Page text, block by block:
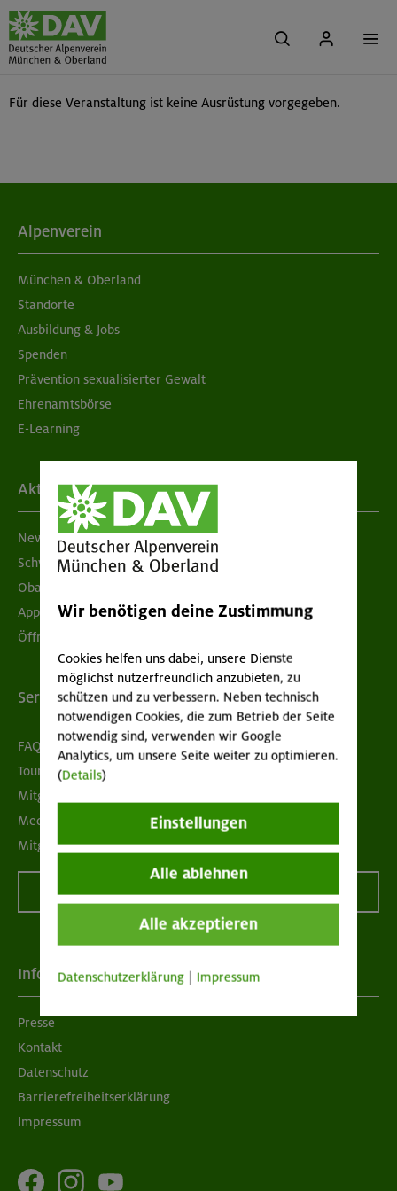
Für diese Veranstaltung ist keine Ausrüstung vorgegeben.
Alpenverein
München & Oberland
Standorte
Ausbildung & Jobs
Spenden
Prävention sexualisierter Gewalt
Ehrenamtsbörse
E-Learning
Aktuelles
Newsletter
Schwarzes Brett
Obacht geben!
App "Mein DAV+"
Öffnungszeiten
Services
FAQ
Tour der Woche
Mitgliedermagazin alpinwelt
Mediadaten
Mitgliedschaft kündigen
Vertrag widerrufen
Info
Presse
Kontakt
Datenschutz
Barrierefreiheitserklärung
Impressum
Wir benötigen deine Zustimmung
Cookies helfen uns dabei, unsere Dienste
möglichst nutzerfreundlich anzubieten, zu
schützen und zu verbessern. Neben technisch
notwendigen Cookies, die zum Betrieb der Seite
notwendig sind, verwenden wir Google
Analytics, um unsere Seite weiter zu optimieren.
(Details)
Einstellungen
Alle ablehnen
Alle akzeptieren
Datenschutzerklärung Impressum